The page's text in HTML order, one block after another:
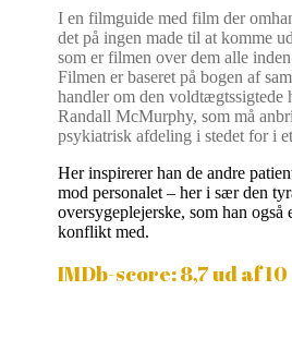
I en filmguide med film der
det på ingen made til at komme
som er filmen over dem alle
Filmen er baseret på bogen af
handler om den voldtægtssigtede
Randall McMurphy, som må
psykiatrisk afdeling i stedet for i
Her inspirerer han de andre
mod personalet – her i sær den
oversygeplejerske, som han også
konflikt med.
IMDb-score: 8,7 ud af 10